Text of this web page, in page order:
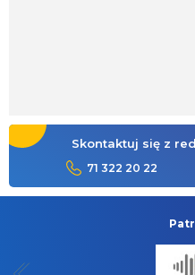
Skontaktuj się z
71 322 20 22